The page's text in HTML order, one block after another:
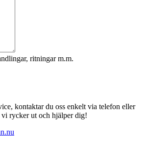
ritningar m.m.
kontaktar du oss enkelt via telefon eller
rycker ut och hjälper dig!